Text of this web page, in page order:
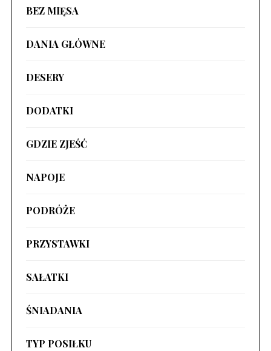
BEZ MIĘSA
DANIA GŁÓWNE
DESERY
DODATKI
GDZIE ZJEŚĆ
NAPOJE
PODRÓŻE
PRZYSTAWKI
SAŁATKI
ŚNIADANIA
TYP POSIŁKU